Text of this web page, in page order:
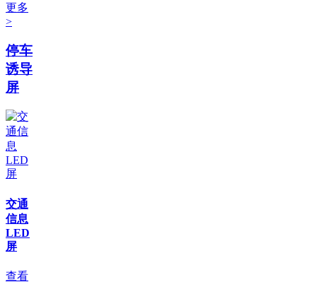
更多
>
停车
诱导
屏
交通
信息
LED
屏
查看